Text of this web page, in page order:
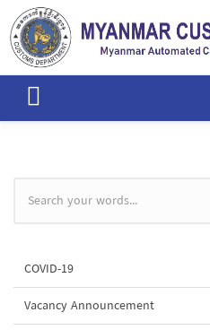
Skip to main content
Search form
COVID-19
Vacancy Announcement